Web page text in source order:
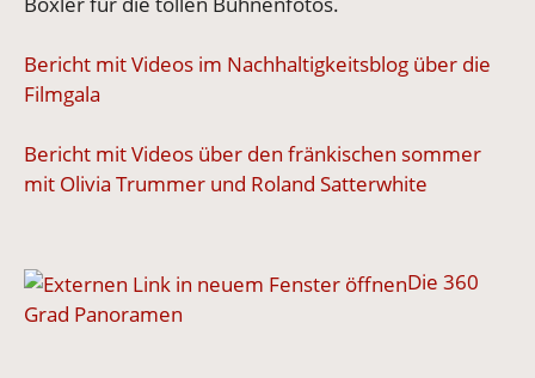
Bericht mit Videos im Nachhaltigkeitsblog über die
Filmgala
Bericht mit Videos über den fränkischen sommer
mit Olivia Trummer und Roland Satterwhite
Die 360
Grad Panoramen